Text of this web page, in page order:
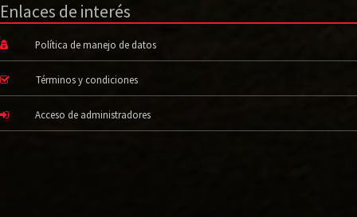
Enlaces de interés
Política de manejo de datos
Términos y condiciones
Acceso de administradores